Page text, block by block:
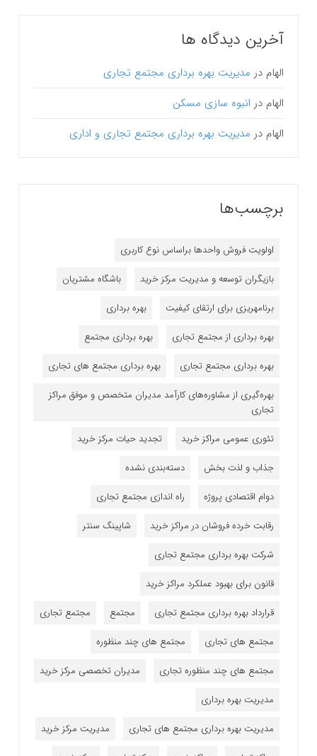
آخرین دیدگاه ها
الهام در مدیریت بهره برداری مجتمع تجاری
الهام در انبوه سازی مسکن
الهام در مدیریت بهره برداری مجتمع تجاری و اداری
برچسب‌ها
اولویت فروش واحدها براساس نوع کاربری
بازیگران توسعه و مدیریت مرکز خرید
باشگاه مشتریان
برنامه‎ریزی برای ارتقای کیفیت
بهره برداری
بهره برداری از مجتمع تجاری
بهره برداری مجتمع
بهره برداری مجتمع تجاری
بهره برداری مجتمع های تجاری
بهره‌گیری از مشاوره‌های کارآمد مدیران متخصص و موفق مراکز
تجاری
تئوری عمومی مراکز خرید
تجدید حیات مرکز خرید
جذاب و لذت بخش
دسته‌بندی نشده
دوام اقتصادی پروژه
راه اندازی مجتمع تجاری
رقابت خرده فروشان در مراکز خرید
شاپینگ سنتر
شرکت بهره برداری مجتمع تجاری
قانون برای بهبود عملکرد مراکز خرید
قرارداد بهره برداری مجتمع تجاری
مجتمع
مجتمع تجاری
مجتمع های تجاری
مجتمع های چند منظوره
مجتمع های چند منظوره تجاری
مدیران تخصصی مرکز خرید
مدیریت بهره برداری
مدیریت بهره برداری مجتمع های تجاری
مدیریت مرکز خرید